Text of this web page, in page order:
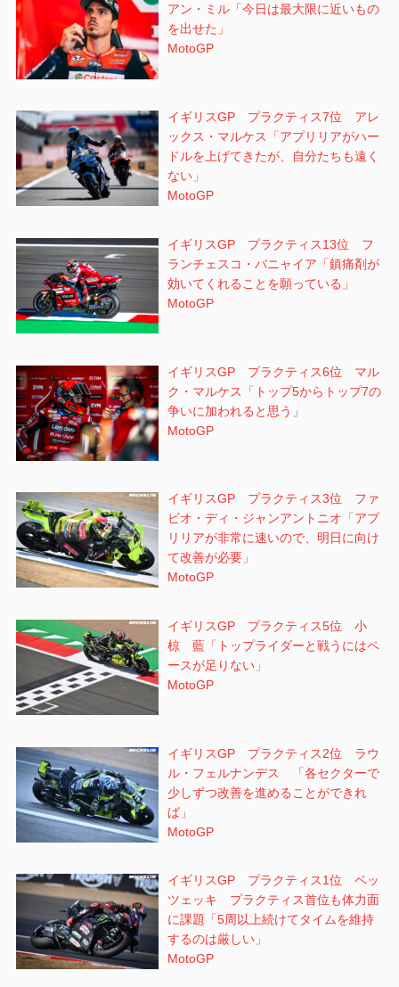
アン・ミル「今日は最大限に近いもの
を出せた」
MotoGP
イギリスGP プラクティス7位 アレ
ックス・マルケス「アプリリアがハー
ドルを上げてきたが、自分たちも遠く
ない」
MotoGP
イギリスGP プラクティス13位 フ
ランチェスコ・バニャイア「鎮痛剤が
効いてくれることを願っている」
MotoGP
イギリスGP プラクティス6位 マル
ク・マルケス「トップ5からトップ7の
争いに加われると思う」
MotoGP
イギリスGP プラクティス3位 ファ
ビオ・ディ・ジャンアントニオ「アプ
リリアが非常に速いので、明日に向け
て改善が必要」
MotoGP
イギリスGP プラクティス5位 小
椋 藍「トップライダーと戦うにはペ
ースが足りない」
MotoGP
イギリスGP プラクティス2位 ラウ
ル・フェルナンデス 「各セクターで
少しずつ改善を進めることができれ
ば」
MotoGP
イギリスGP プラクティス1位 ベッ
ツェッキ プラクティス首位も体力面
に課題「5周以上続けてタイムを維持
するのは厳しい」
MotoGP